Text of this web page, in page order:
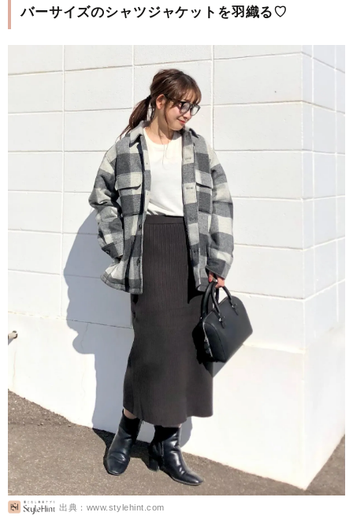
バーサイズのシャツジャケットを羽織る♡
出典：www.stylehint.com